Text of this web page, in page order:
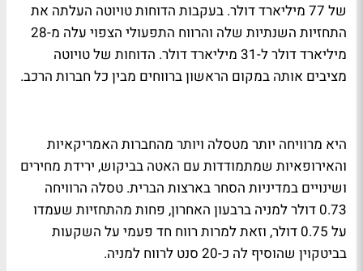
של 77 מיליארד דולר. בעקבות הדוחות טויוטה העלתה את
התחזיות השנתיות שלה והרווח התפעולי הצפוי עלה מ-28
מיליארד דולר ל-31 מיליארד דולר. הדוחות של טויוטה
מציבים אותה במקום הראשון ברווחים מבין כל חברות הרכב.
היא מרוויחה יותר מטסלה ויותר מהחברות האמריקאיות
והאירופאיות שמתמודדות עם האטה בביקוש, ירידת מחירים
ושינויים במדיניות הסחר בארצות הברית. טסלה הרוויחה
0.73 דולר למניה ברבעון האחרון, פחות מהתחזיות שעמדו
על 0.75 דולר, וזאת למרות רווח חד פעמי על השקעות
בביטקוין שהוסיף לה כ-20 סנט לרווח למניה.